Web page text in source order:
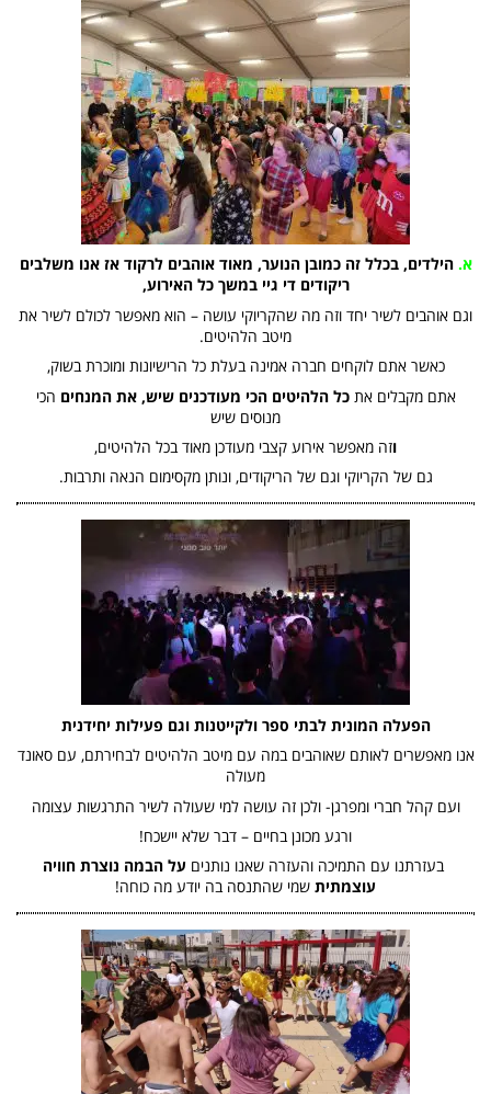
א.הילדים, בכלל זה כמובן הנוער, מאוד אוהבים לרקוד אז אנו משלבים
ריקודים די גיי במשך כל האירוע,
וגם אוהבים לשיר יחד וזה מה שהקריוקי עושה – הוא מאפשר לכולם לשיר את
מיטב הלהיטים.
כאשר אתם לוקחים חברה אמינה בעלת כל הרישיונות ומוכרת בשוק,
אתם מקבלים את כל הלהיטים הכי מעודכנים שיש, את המנחים הכי
מנוסים שיש
וזה מאפשר אירוע קצבי מעודכן מאוד בכל הלהיטים,
גם של הקריוקי וגם של הריקודים, ונותן מקסימום הנאה ותרבות.
הפעלה המונית לבתי ספר ולקייטנות וגם פעילות יחידנית
אנו מאפשרים לאותם שאוהבים במה עם מיטב הלהיטים לבחירתם, עם סאונד
מעולה
ועם קהל חברי ומפרגן- ולכן זה עושה למי שעולה לשיר התרגשות עצומה
ורגע מכונן בחיים – דבר שלא יישכח!
בעזרתנו עם התמיכה והעזרה שאנו נותנים על הבמה נוצרת חוויה
עוצמתית שמי שהתנסה בה יודע מה כוחה!